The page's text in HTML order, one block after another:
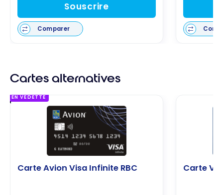
Souscrire
Comparer
Cartes alternatives
EN VEDETTE
Carte Avion Visa Infinite RBC Carte